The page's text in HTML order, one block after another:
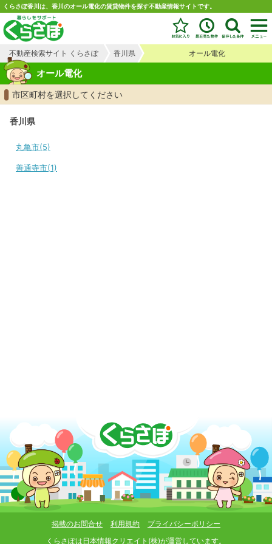
くらさぽ香川は、香川のオール電化の賃貸物件を探す不動産情報サイトです。
不動産検索サイト くらさぽ 香川県 オール電化
オール電化
市区町村を選択してください
香川県
丸亀市(5)
善通寺市(1)
掲載のお問合せ 利用規約
プライバシーポリシー
くらさぽは 日本情報クリエイト(株)が運営しています。